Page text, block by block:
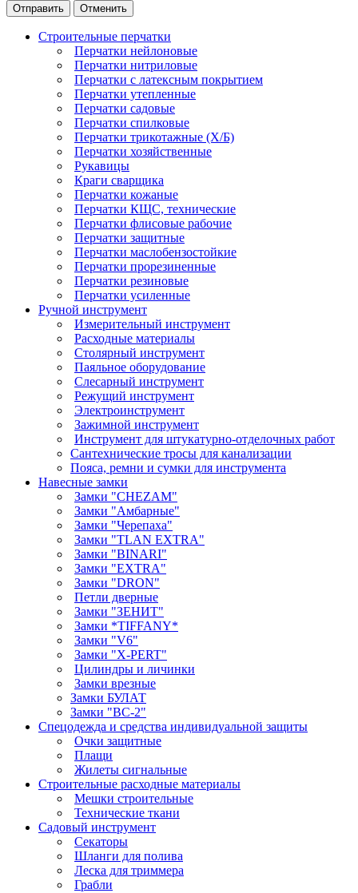
Отправить Отменить
Строительные перчатки
Перчатки нейлоновые
Перчатки нитриловые
Перчатки с латексным покрытием
Перчатки утепленные
Перчатки садовые
Перчатки спилковые
Перчатки трикотажные (Х/Б)
Перчатки хозяйственные
Рукавицы
Краги сварщика
Перчатки кожаные
Перчатки КЩС, технические
Перчатки флисовые рабочие
Перчатки защитные
Перчатки маслобензостойкие
Перчатки прорезиненные
Перчатки резиновые
Перчатки усиленные
Ручной инструмент
Измерительный инструмент
Расходные материалы
Столярный инструмент
Паяльное оборудование
Слесарный инструмент
Режущий инструмент
Электроинструмент
Зажимной инструмент
Инструмент для штукатурно-отделочных работ
Сантехнические тросы для канализации
Пояса, ремни и сумки для инструмента
Навесные замки
Замки "CHEZAM"
Замки "Амбарные"
Замки "Черепаха"
Замки "TLAN EXTRA"
Замки "BINARI"
Замки "EXTRA"
Замки "DRON"
Петли дверные
Замки "ЗЕНИТ"
Замки *TIFFANY*
Замки "V6"
Замки "X-PERT"
Цилиндры и личинки
Замки врезные
Замки БУЛАТ
Замки "ВС-2"
Спецодежда и средства индивидуальной защиты
Очки защитные
Плащи
Жилеты сигнальные
Строительные расходные материалы
Мешки строительные
Технические ткани
Садовый инструмент
Секаторы
Шланги для полива
Леска для триммера
Грабли